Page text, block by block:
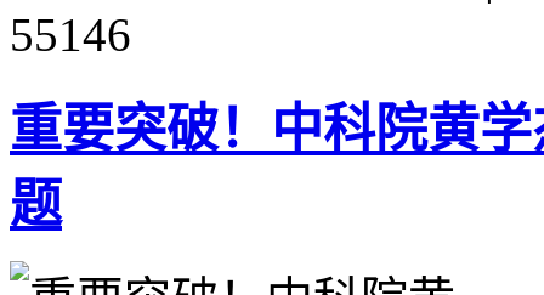
55146
重要突破！中科院黄
题